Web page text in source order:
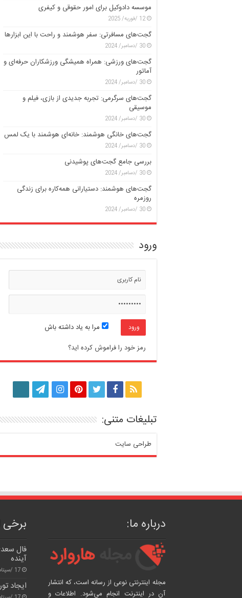
موسسه دادوکیل برای امور حقوقی و کیفری
12 /فوریه/ 2025
گجت‌های مسافرتی: سفر هوشمند و راحت با این ابزارها
30 /دسامبر/ 2024
گجت‌های ورزشی: همراه همیشگی ورزشکاران حرفه‌ای و
آماتور
30 /دسامبر/ 2024
گجت‌های سرگرمی: تجربه جدیدی از بازی، فیلم و
موسیقی
30 /دسامبر/ 2024
گجت‌های خانگی هوشمند: خانه‌ای هوشمند با یک لمس
30 /دسامبر/ 2024
بررسی جامع گجت‌های پوشیدنی
30 /دسامبر/ 2024
گجت‌های هوشمند: دستیارانی همه‌کاره برای زندگی
روزمره
30 /دسامبر/ 2024
ورود
مرا به یاد داشته باش
رمز خود را فراموش کرده اید؟
تبلیغات متنی:
طراحی سایت
درباره ما:
مجله اینترنتی نوعی از رسانه است، که انتشار
آن در اینترنت انجام می‌شود. اطلاعات و
برخی
فال
آینده
17 /سپتامبر/ 2024
ایجاد